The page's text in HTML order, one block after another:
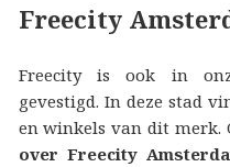
Freecity
Freecity is ook in
gevestigd. In deze stad
en winkels van dit
over Freecity